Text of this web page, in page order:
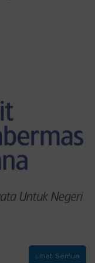
Lihat Semua